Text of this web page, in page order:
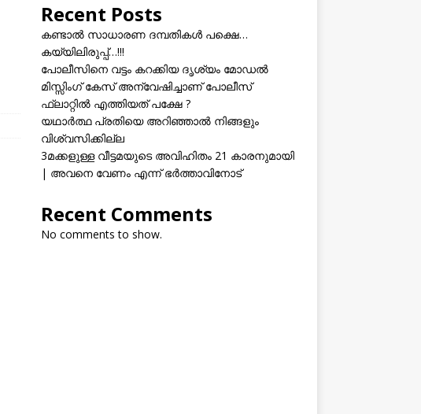
Recent Posts
കണ്ടാൽ സാധാരണ ദമ്പതികൾ പക്ഷെ…
കയ്യിലിരുപ്പ്…!!!
പോലീസിനെ വട്ടം കറക്കിയ ദൃശ്യം മോഡല്‍
മിസ്സിംഗ് കേസ് അന്വേഷിച്ചാണ് പോലീസ്
ഫ്ലാറ്റിൽ എത്തിയത് പക്ഷേ ?
യഥാർത്ഥ പ്രതിയെ അറിഞ്ഞാൽ നിങ്ങളും
വിശ്വസിക്കില്ല
3മക്കളുള്ള വീട്ടമയുടെ അവിഹിതം 21 കാരനുമായി
| അവനെ വേണം എന്ന് ഭർത്താവിനോട്
Recent Comments
No comments to show.